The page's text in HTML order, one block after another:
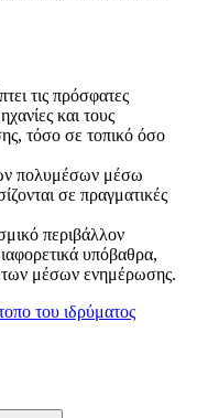
τις πρόσφατες
και τους
τόσο σε τοπικό όσο
πολυμέσων μέσω
σε πραγματικές
περιβάλλον
υπόβαθρα,
των μέσων ενημέρωσης.
του ιδρύματος